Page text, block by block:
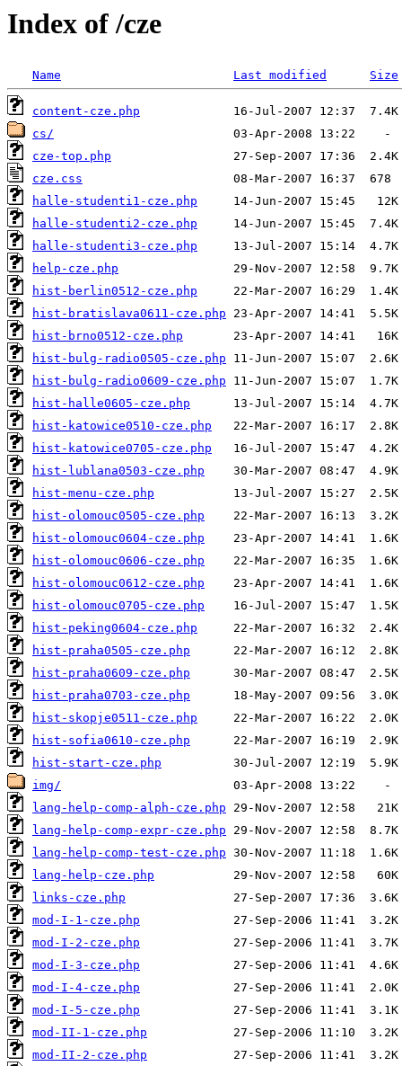
Index of /cze
Name Last modified Size
content-cze.php
cs/
cze-top.php
cze.css
halle-studenti1-cze.php
halle-studenti2-cze.php
halle-studenti3-cze.php
help-cze.php
hist-berlin0512-cze.php
hist-bratislava0611-cze.php
hist-brno0512-cze.php
hist-bulg-radio0505-cze.php
hist-bulg-radio0609-cze.php
hist-halle0605-cze.php
hist-katowice0510-cze.php
hist-katowice0705-cze.php
hist-lublana0503-cze.php
hist-menu-cze.php
hist-olomouc0505-cze.php
hist-olomouc0604-cze.php
hist-olomouc0606-cze.php
hist-olomouc0612-cze.php
hist-olomouc0705-cze.php
hist-peking0604-cze.php
hist-praha0505-cze.php
hist-praha0609-cze.php
hist-praha0703-cze.php
hist-skopje0511-cze.php
hist-sofia0610-cze.php
hist-start-cze.php
img/
lang-help-comp-alph-cze.php
lang-help-comp-expr-cze.php
lang-help-comp-test-cze.php
lang-help-cze.php
links-cze.php
mod-I-1-cze.php
mod-I-2-cze.php
mod-I-3-cze.php
mod-I-4-cze.php
mod-I-5-cze.php
mod-II-1-cze.php
mod-II-2-cze.php